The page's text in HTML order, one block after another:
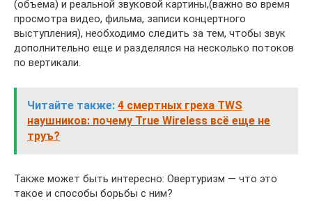
(объема) и реальной звуковой картины,(важно во время
просмотра видео, фильма, записи концертного
выступления), необходимо следить за тем, чтобы звук
дополнительно еще и разделялся на несколько потоков
по вертикали.
Читайте также: 4 смертных греха TWS
наушников: почему True Wireless всё еще не
труъ?
Также может быть интересно: Овертуризм — что это
такое и способы борьбы с ним?